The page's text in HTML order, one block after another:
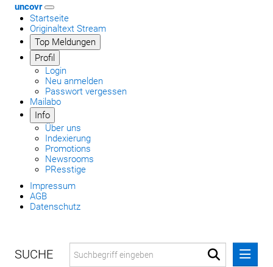
uncovr
Startseite
Originaltext Stream
Top Meldungen
Profil
Login
Neu anmelden
Passwort vergessen
Mailabo
Info
Über uns
Indexierung
Promotions
Newsrooms
PResstige
Impressum
AGB
Datenschutz